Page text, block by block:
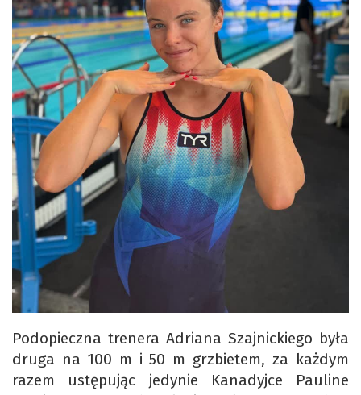
Podopieczna trenera Adriana Szajnickiego była
druga na 100 m i 50 m grzbietem, za każdym
razem ustępując jedynie Kanadyjce Pauline